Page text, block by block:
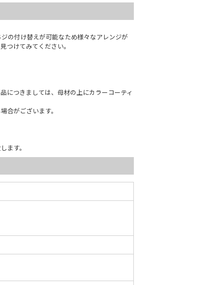
の付け替えが可能なため様々なアレンジが
つけてみてください。
につきましては、母材の上にカラーコーティ
合がございます。
ます。